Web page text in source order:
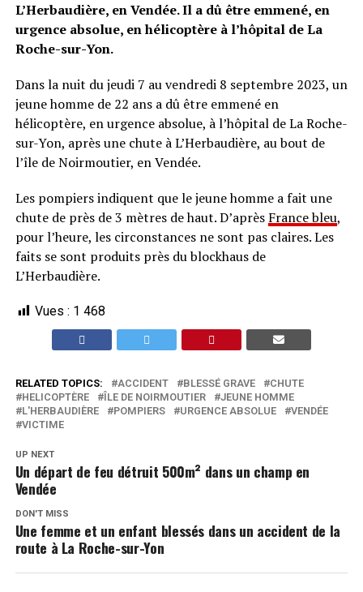
L’Herbaudière, en Vendée. Il a dû être emmené, en
urgence absolue, en hélicoptère à l’hôpital de La
Roche-sur-Yon.
Dans la nuit du jeudi 7 au vendredi 8 septembre 2023, un
jeune homme de 22 ans a dû être emmené en
hélicoptère, en urgence absolue, à l’hôpital de La Roche-
sur-Yon, après une chute à L’Herbaudière, au bout de
l’île de Noirmoutier, en Vendée.
Les pompiers indiquent que le jeune homme a fait une
chute de près de 3 mètres de haut. D’après France bleu,
pour l’heure, les circonstances ne sont pas claires. Les
faits se sont produits près du blockhaus de
L’Herbaudière.
Vues : 1 468
RELATED TOPICS: ACCIDENT BLESSÉ GRAVE
CHUTE
HELICOPTÈRE
ÎLE DE NOIRMOUTIER
JEUNE HOMME
L'HERBAUDIÈRE
POMPIERS URGENCE ABSOLUE
VENDÉE
VICTIME
UP NEXT
Un départ de feu détruit 500m² dans un champ en
Vendée
DON'T MISS
Une femme et un enfant blessés dans un accident de la
route à La Roche-sur-Yon